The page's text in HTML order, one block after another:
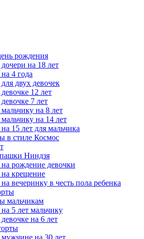
рождения
на 18 лет
4 года
двух девочек
12 лет
7 лет
на 8 лет
на 14 лет
15 лет для мальчика
в стиле Космос
Ниндзя
на рождение девочки
на крещение
вечеринку в честь пола ребенка
мальчикам
5 лет мальчику
на 6 лет
мужчине на 30 лет